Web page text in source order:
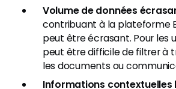
Volume de données
contribuant à la plateforme
peut être écrasant. Pour les
peut être difficile de filtrer à
les documents ou
Informations contextuelles